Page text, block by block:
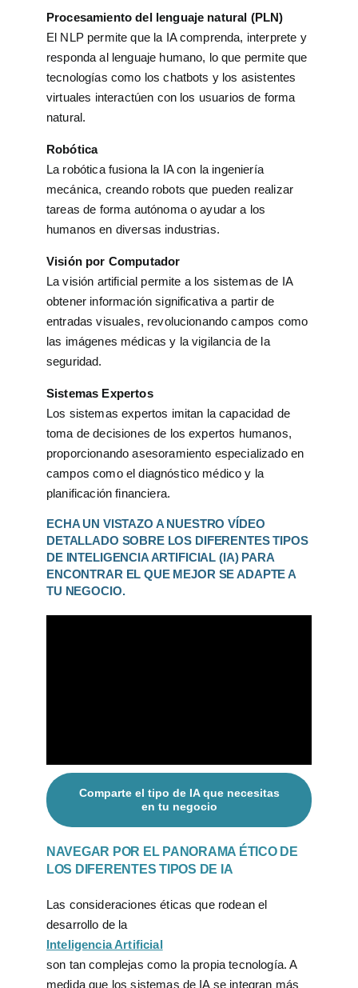
Procesamiento del lenguaje natural (PLN)
El NLP permite que la IA comprenda, interprete y
responda al lenguaje humano, lo que permite que
tecnologías como los chatbots y los asistentes
virtuales interactúen con los usuarios de forma
natural.
Robótica
La robótica fusiona la IA con la ingeniería
mecánica, creando robots que pueden realizar
tareas de forma autónoma o ayudar a los
humanos en diversas industrias.
Visión por Computador
La visión artificial permite a los sistemas de IA
obtener información significativa a partir de
entradas visuales, revolucionando campos como
las imágenes médicas y la vigilancia de la
seguridad.
Sistemas Expertos
Los sistemas expertos imitan la capacidad de
toma de decisiones de los expertos humanos,
proporcionando asesoramiento especializado en
campos como el diagnóstico médico y la
planificación financiera.
ECHA UN VISTAZO A NUESTRO VÍDEO
DETALLADO SOBRE LOS DIFERENTES TIPOS
DE INTELIGENCIA ARTIFICIAL (IA) PARA
ENCONTRAR EL QUE MEJOR SE ADAPTE A
TU NEGOCIO.
Comparte el tipo de IA que necesitas
en tu negocio
NAVEGAR POR EL PANORAMA ÉTICO DE
LOS DIFERENTES TIPOS DE IA
Las consideraciones éticas que rodean el
desarrollo de la
Inteligencia Artificial
son tan complejas como la propia tecnología. A
medida que los sistemas de IA se integran más